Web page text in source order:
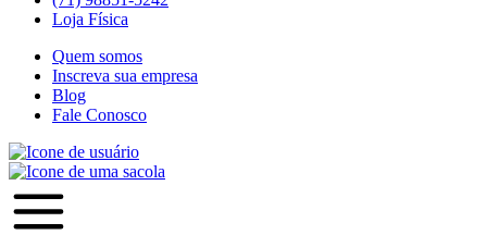
Loja Física
Quem somos
Inscreva sua empresa
Blog
Fale Conosco